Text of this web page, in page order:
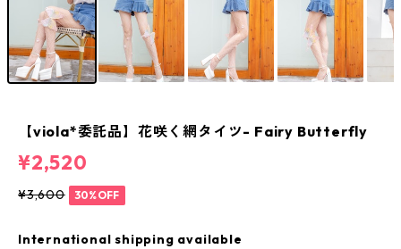
【viola*委託品】花咲く網タイツ- Fairy Butterfly
¥2,520
¥3,600 30%OFF
International shipping available